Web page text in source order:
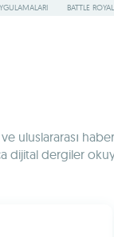
BATTLE
dijital dergiler